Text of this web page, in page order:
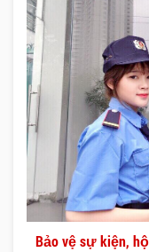
Bảo vệ sự kiện,